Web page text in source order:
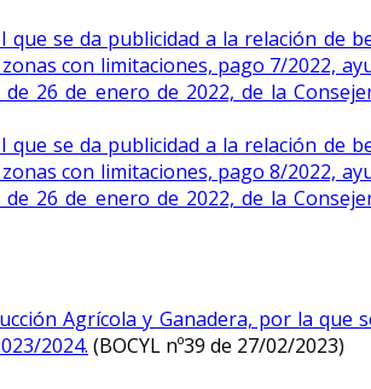
se da publicidad a la relación de
con limitaciones, pago 7/2022,
26 de enero de 2022, de la
se da publicidad a la relación de
con limitaciones, pago 8/2022,
26 de enero de 2022, de la
Agrícola y Ganadera, por la
2024. (BOCYL nº39 de 27/02/2023)